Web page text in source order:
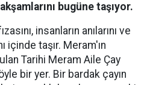
bugüne taşıyor.
insanların anılarını ve
içinde taşır. Meram'ın
Tarihi Meram Aile Çay
bir yer. Bir bardak çayın